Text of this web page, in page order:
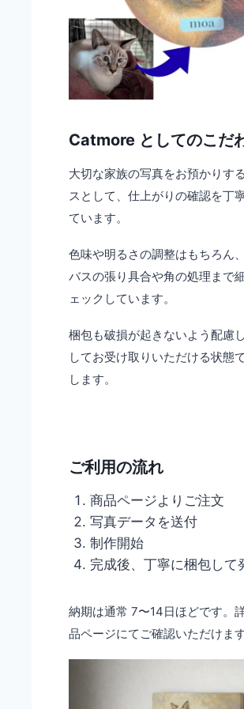
Catmore としてのこだ
大切な家族の写真をお預かりす
スとして、仕上がりの確認を丁
ています。
色味や明るさの調整はもちろん
バスの張り具合や角の処理まで
ェックしています。
梱包も破損が起きないよう配慮
してお受け取りいただける状態
します。
ご利用の流れ
商品ページよりご注文
写真データを送付
制作開始
完成後、丁寧に梱包して
納期は通常 7〜14日ほどです。
品ページにてご確認いただけます